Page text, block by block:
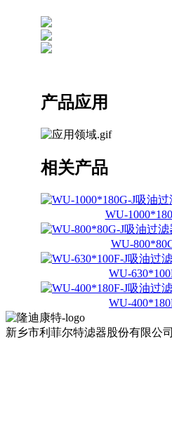
产品应用
相关产品
WU-
WU-
WU-
WU-
新乡市利菲尔特滤器股份有限公